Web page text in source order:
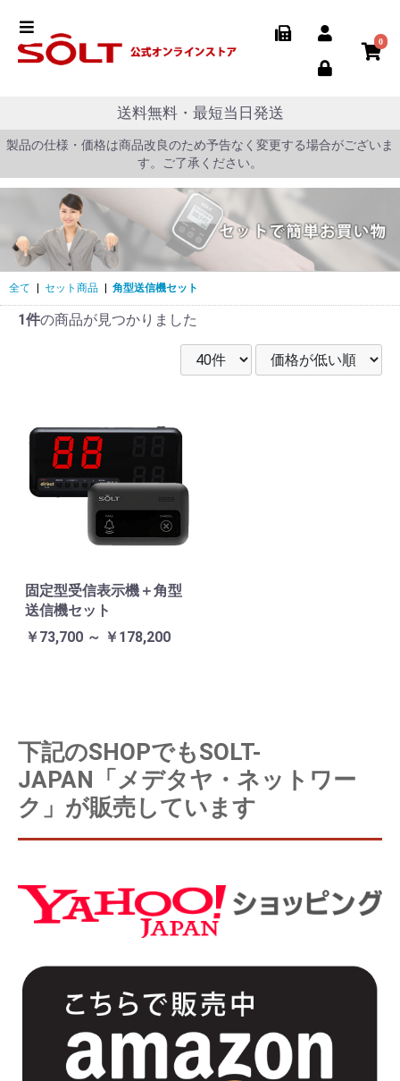
0
送料無料・最短当日発送
製品の仕様・価格は商品改良のため予告なく変更する場合がございま
す。ご了承ください。
全て セット商品 角型送信機セット
1件の商品が見つかりました
固定型受信表示機＋角型
送信機セット
￥73,700 ～ ￥178,200
下記のSHOPでもSOLT-
JAPAN「メデタヤ・ネットワー
ク」が販売しています